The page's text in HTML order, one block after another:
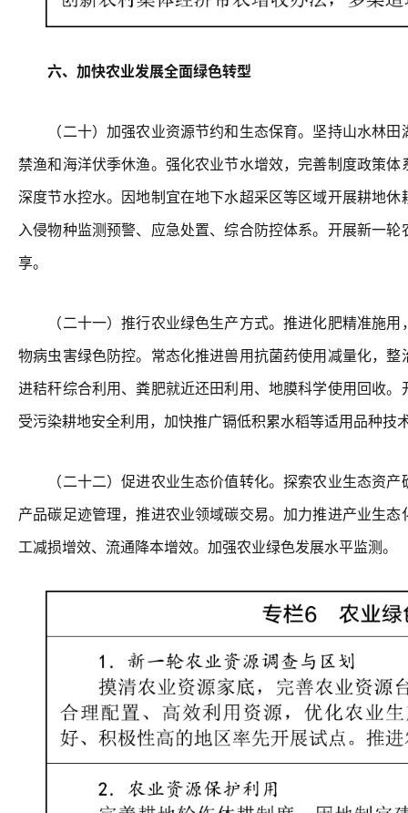
六、加快农业发展全面绿色转型
（二十）加强农业资源节约和生态保育。坚持山水林田
禁渔和海洋伏季休渔。强化农业节水增效，完善制度政策
深度节水控水。因地制宜在地下水超采区等区域开展耕地
入侵物种监测预警、应急处置、综合防控体系。开展新一
享。
（二十一）推行农业绿色生产方式。推进化肥精准施用
物病虫害绿色防控。常态化推进兽用抗菌药使用减量化，
进秸秆综合利用、粪肥就近还田利用、地膜科学使用回收
受污染耕地安全利用，加快推广镉低积累水稻等适用品种技
（二十二）促进农业生态价值转化。探索农业生态资产
产品碳足迹管理，推进农业领域碳交易。加力推进产业生
工减损增效、流通降本增效。加强农业绿色发展水平监测。